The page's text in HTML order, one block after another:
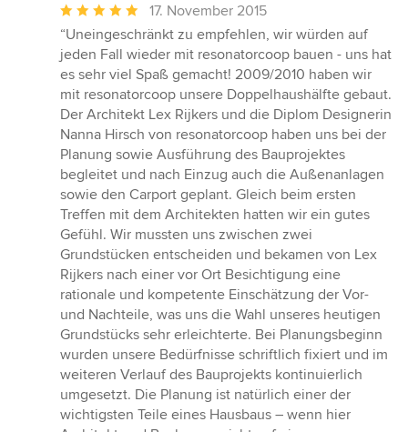
Durchschnittliche
Bewertung:
5
von
5
Sternen
17. November 2015
“Uneingeschränkt zu empfehlen, wir würden auf
jeden Fall wieder mit resonatorcoop bauen - uns hat
es sehr viel Spaß gemacht! 2009/2010 haben wir
mit resonatorcoop unsere Doppelhaushälfte gebaut.
Der Architekt Lex Rijkers und die Diplom Designerin
Nanna Hirsch von resonatorcoop haben uns bei der
Planung sowie Ausführung des Bauprojektes
begleitet und nach Einzug auch die Außenanlagen
sowie den Carport geplant. Gleich beim ersten
Treffen mit dem Architekten hatten wir ein gutes
Gefühl. Wir mussten uns zwischen zwei
Grundstücken entscheiden und bekamen von Lex
Rijkers nach einer vor Ort Besichtigung eine
rationale und kompetente Einschätzung der Vor-
und Nachteile, was uns die Wahl unseres heutigen
Grundstücks sehr erleichterte. Bei Planungsbeginn
wurden unsere Bedürfnisse schriftlich fixiert und im
weiteren Verlauf des Bauprojekts kontinuierlich
umgesetzt. Die Planung ist natürlich einer der
wichtigsten Teile eines Hausbaus – wenn hier